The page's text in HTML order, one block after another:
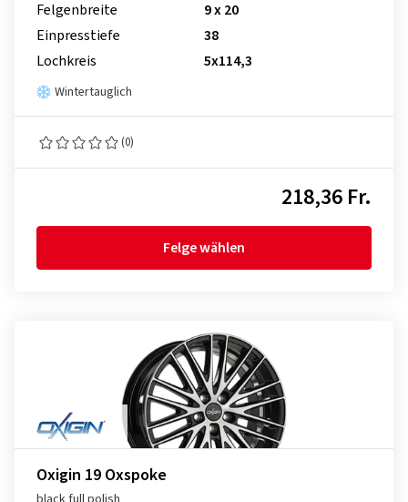
Felgenbreite
9 x 20
Einpresstiefe
38
Lochkreis
5x114,3
Wintertauglich
(0)
218,36 Fr.
Felge wählen
Oxigin 19 Oxspoke